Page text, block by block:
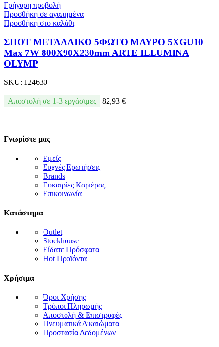
Γρήγορη προβολή
Προσθήκη σε αγαπημένα
Προσθήκη στο καλάθι
ΣΠΟΤ ΜΕΤΑΛΛΙΚΟ 5ΦΩΤΟ ΜΑΥΡΟ 5XGU10
Max 7W 800X90X230mm ARTE ILLUMINA
OLYMP
SKU: 124630
Αποστολή σε 1-3 εργάσιμες 82,93 €
Γνωρίστε μας
Εμείς
Συχνές Ερωτήσεις
Brands
Ευκαιρίες Καριέρας
Επικοινωνία
Κατάστημα
Outlet
Stockhouse
Είδατε Πρόσφατα
Hot Προϊόντα
Χρήσιμα
Όροι Χρήσης
Τρόποι Πληρωμής
Αποστολή & Επιστροφές
Πνευματικά Δικαιώματα
Προστασία Δεδομένων